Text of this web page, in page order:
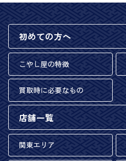
初めての方へ
こやし屋の特徴
買取時に必要なもの
店舗一覧
関東エリア